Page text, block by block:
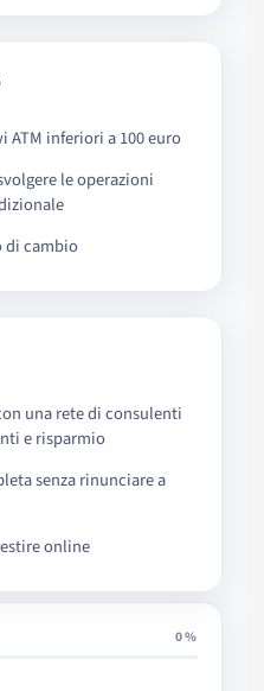
ATM inferiori a 100 euro
le operazioni
di cambio
una rete di consulenti
e risparmio
senza rinunciare a
online
0%